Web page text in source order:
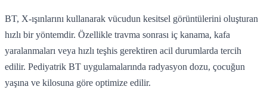
BT, X-ışınlarını kullanarak vücudun kesitsel görüntülerini oluşturan
hızlı bir yöntemdir. Özellikle travma sonrası iç kanama, kafa
yaralanmaları veya hızlı teşhis gerektiren acil durumlarda tercih
edilir. Pediyatrik BT uygulamalarında radyasyon dozu, çocuğun
yaşına ve kilosuna göre optimize edilir.